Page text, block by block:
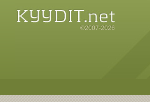
©2007-2026